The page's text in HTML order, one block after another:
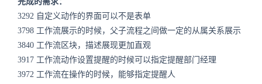
3292 自定义动作的界面可以不是表单
3798 工作流展示的时候，父子流程之间做一定的从属关系展示
3840 工作流区块，描述展现更加直观
3917 工作流动作设置提醒的时候可以指定提醒部门经理
3972 工作流在操作的时候，能够指定提醒人